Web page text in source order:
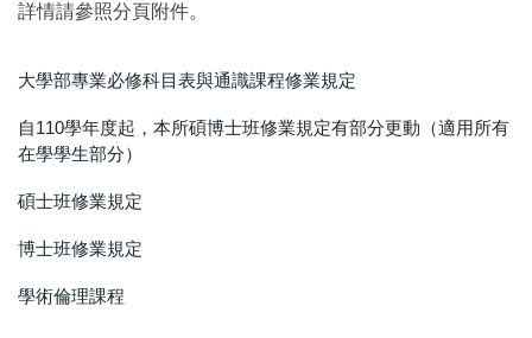
詳情請參照分頁附件。
大學部專業必修科目表與通識課程修業規定
自110學年度起，本所碩博士班修業規定有部分更動（適用所有
在學學生部分）
碩士班修業規定
博士班修業規定
學術倫理課程